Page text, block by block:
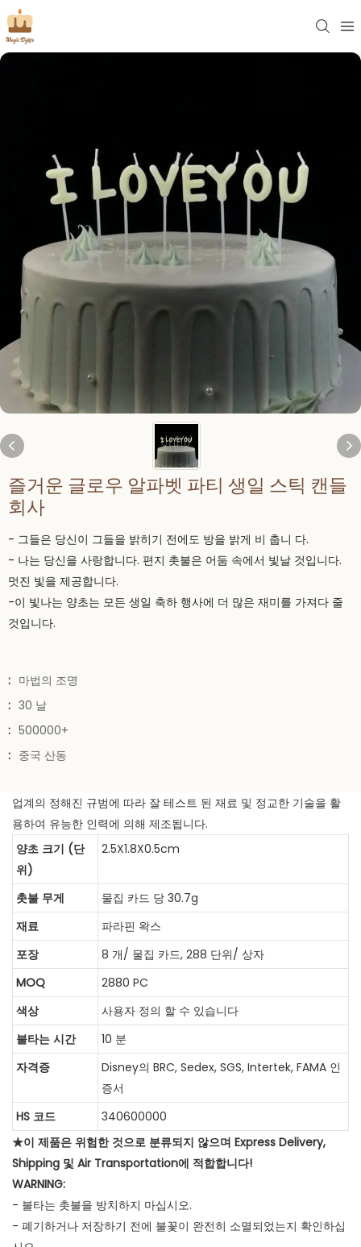
즐거운 글로우 알파벳 파티 생일 스틱 캔들
회사
- 그들은 당신이 그들을 밝히기 전에도 방을 밝게 비 춥니 다.
- 나는 당신을 사랑합니다. 편지 촛불은 어둠 속에서 빛날 것입니다.
멋진 빛을 제공합니다.
-이 빛나는 양초는 모든 생일 축하 행사에 더 많은 재미를 가져다 줄
것입니다.
: 마법의 조명
: 30 날
: 500000+
: 중국 산동
업계의 정해진 규범에 따라 잘 테스트 된 재료 및 정교한 기술을 활
용하여 유능한 인력에 의해 제조됩니다.
양초 크기 (단
위)
2.5X1.8X0.5cm
촛불 무게
물집 카드 당 30.7g
재료
파라핀 왁스
포장
8 개/ 물집 카드, 288 단위/ 상자
MOQ
2880 PC
색상
사용자 정의 할 수 있습니다
불타는 시간
10 분
자격증
Disney의 BRC, Sedex, SGS, Intertek, FAMA 인
증서
HS 코드
340600000
★이 제품은 위험한 것으로 분류되지 않으며 Express Delivery,
Shipping 및 Air Transportation에 적합합니다!
WARNING:
- 불타는 촛불을 방치하지 마십시오.
- 폐기하거나 저장하기 전에 불꽃이 완전히 소멸되었는지 확인하십